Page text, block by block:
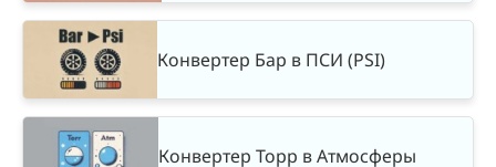
Конвертер Бар в ПСИ (PSI)
Конвертер Торр в Атмосферы